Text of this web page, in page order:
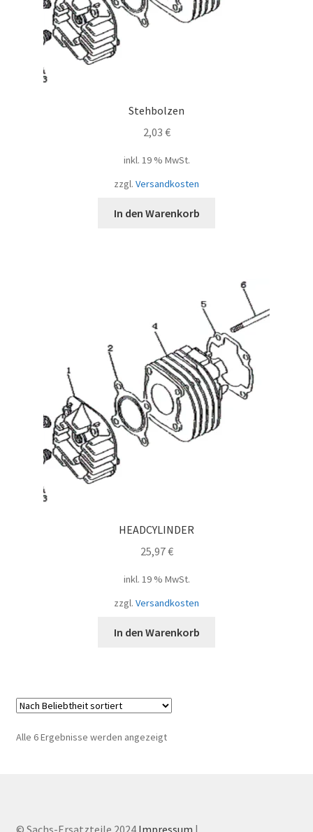
Stehbolzen
2,03 €
inkl. 19 % MwSt.
zzgl. Versandkosten
In den Warenkorb
HEADCYLINDER
25,97€
inkl. 19 % MwSt.
zzgl. Versandkosten
In den Warenkorb
Alle 6 Ergebnisse werden angezeigtNach